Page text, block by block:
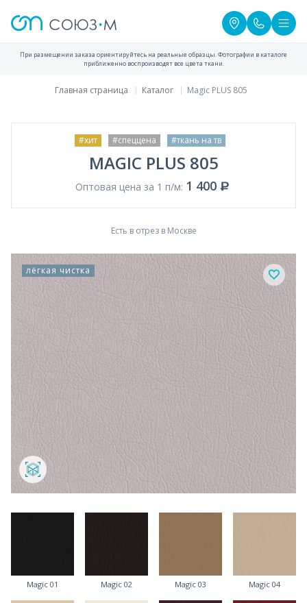
При размещении заказа ориентируйтесь на реальные образцы. Фотографии в каталоге
приближенно воспроизводят все цвета ткани.
Главная страница Каталог Magic PLUS 805
#хит #спеццена #ткань на тв
MAGIC PLUS 805
Оптовая цена за 1 п/м: 1 400
Есть в отрез в Москве
лёгкая чистка
Magic 01 Magic 02 Magic 03 Magic 04